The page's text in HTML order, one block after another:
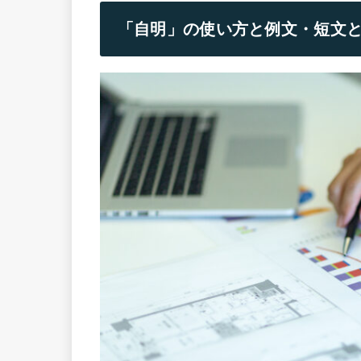
「自明」の使い方と例文・短文